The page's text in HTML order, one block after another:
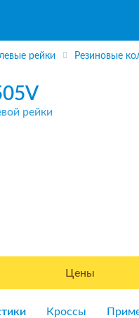
рейки Резиновые
рейки
Цены
Кроссы